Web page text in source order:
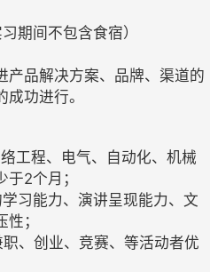
期间不包含食宿）
产品解决方案、品牌、渠道的
功进行。
工程、电气、自动化、机械
2个月；
习能力、演讲呈现能力、文
；
、创业、竞赛、等活动者优